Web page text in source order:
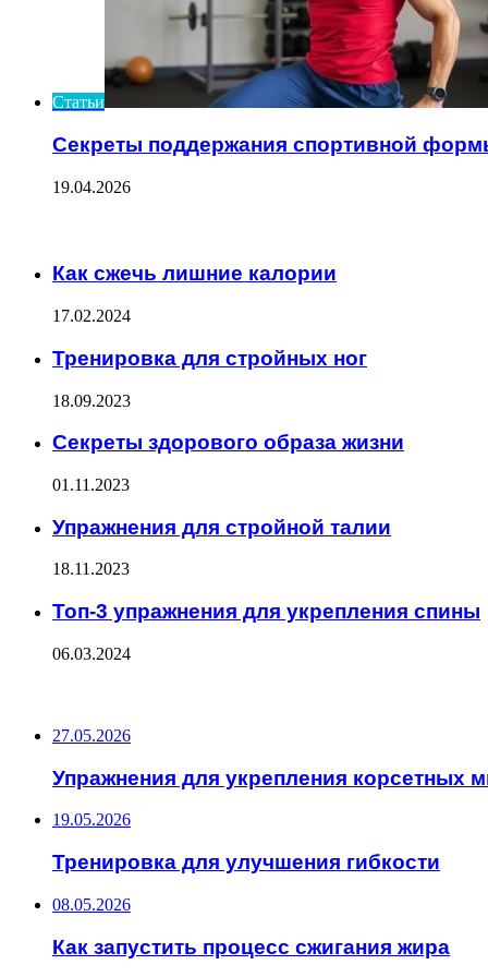
Статьи
Секреты поддержания спортивной
19.04.2026
Как сжечь лишние калории
17.02.2024
Тренировка для стройных ног
18.09.2023
Секреты здорового образа жизни
01.11.2023
Упражнения для стройной талии
18.11.2023
Топ-3 упражнения для укрепления спины
06.03.2024
27.05.2026
Упражнения для укрепления корсетных
19.05.2026
Тренировка для улучшения гибкости
08.05.2026
Как запустить процесс сжигания жира